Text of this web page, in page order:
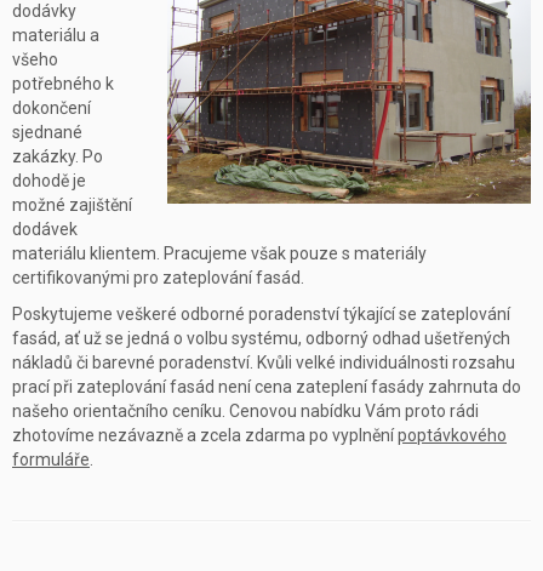
dodávky
materiálu a
všeho
potřebného k
dokončení
sjednané
zakázky. Po
dohodě je
možné zajištění
dodávek
materiálu klientem. Pracujeme však pouze s materiály
certifikovanými pro zateplování fasád.
Poskytujeme veškeré odborné poradenství týkající se zateplování
fasád, ať už se jedná o volbu systému, odborný odhad ušetřených
nákladů či barevné poradenství. Kvůli velké individuálnosti rozsahu
prací při zateplování fasád není cena zateplení fasády zahrnuta do
našeho orientačního ceníku. Cenovou nabídku Vám proto rádi
zhotovíme nezávazně a zcela zdarma po vyplněnípoptávkového
formuláře